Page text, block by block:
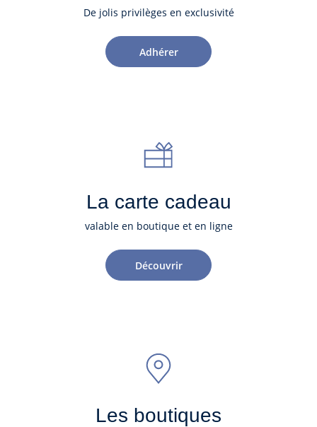
De jolis privilèges en exclusivité
Adhérer
La carte cadeau
valable en boutique et en ligne
Découvrir
Les boutiques